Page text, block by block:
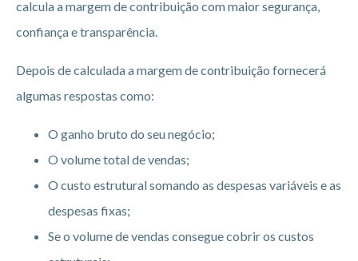
calcula a margem de contribuição com maior segurança,
confiança e transparência.
Depois de calculada a margem de contribuição fornecerá
algumas respostas como:
O ganho bruto do seu negócio;
O volume total de vendas;
O custo estrutural somando as despesas variáveis e as
despesas fixas;
Se o volume de vendas consegue cobrir os custos